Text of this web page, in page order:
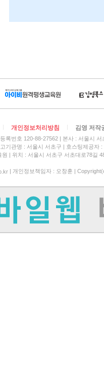
개인정보처리방침 김영 저작
록번호 120-88-27562
본사 : 서울시
기관명 : 서울시 서초구
호스팅제공자
| 위치 : 서울시 서초구 서초대로78길
| 개인정보책임자 : 오창훈 |